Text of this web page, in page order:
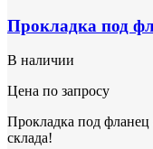
Прокладка под
В наличии
Цена по запросу
Прокладка под фланец
склада!